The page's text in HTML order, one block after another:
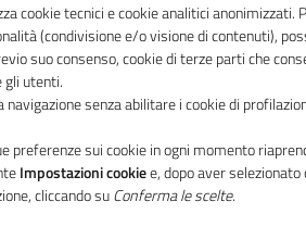
per il sistema camerale
il tavolo di confronto
per conoscere i progetti delle
circolare le best practice
cookie tecnici e cookie analitici anonimizzati.
(condivisione e/o visione di contenuti),
suo consenso, cookie di terze parti che
gli utenti.
navigazione senza abilitare i cookie di
preferenze sui cookie in ogni momento
Impostazioni cookiee, dopo aver
cliccando suConferma le scelte.